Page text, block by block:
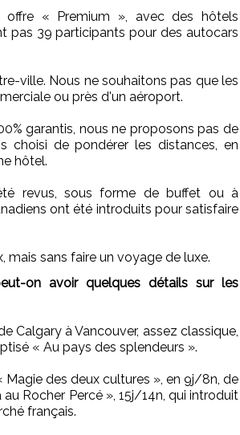
« Premium », avec des hôtels
pas 39 participants pour des autocars
ville. Nous ne souhaitons pas que les
ou près d'un aéroport.
garantis, nous ne proposons pas de
choisi de pondérer les distances, en
hôtel.
revus, sous forme de buffet ou à
ont été introduits pour satisfaire
sans faire un voyage de luxe.
on avoir quelques détails sur les
Calgary à Vancouver, assez classique,
« Au pays des splendeurs ».
Magie des deux cultures », en 9j/8n, de
Rocher Percé », 15j/14n, qui introduit
français.